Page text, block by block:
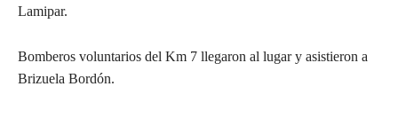
Lamipar.
Bomberos voluntarios del Km 7 llegaron al lugar y asistieron a
Brizuela Bordón.